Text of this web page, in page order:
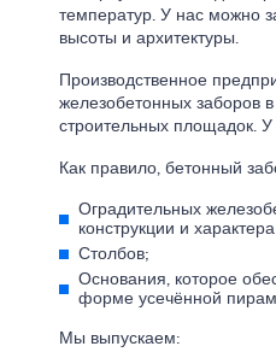
температур. У нас можно
высоты и архитектуры.
Производственное
железобетонных заборов
строительных площадок.
Как правило, бетонный
Оградительных
конструкции и
Столбов;
Основания, которое
форме усечённой
Мы выпускаем: